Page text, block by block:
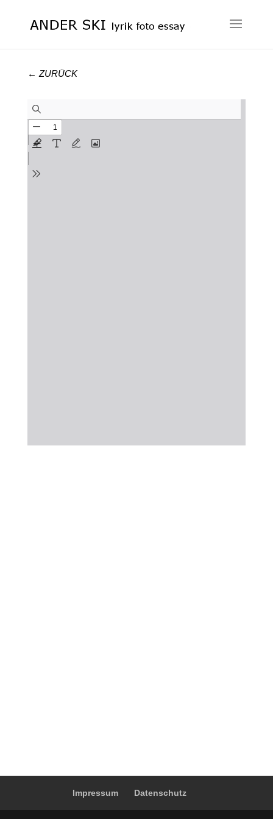
← ZURÜCK
Impressum Datenschutz